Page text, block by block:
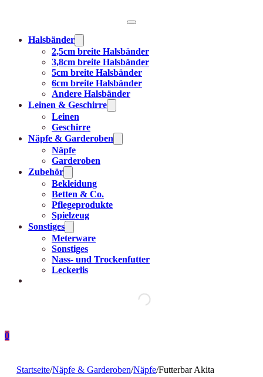
Halsbänder
2,5cm breite Halsbänder
3,8cm breite Halsbänder
5cm breite Halsbänder
6cm breite Halsbänder
Andere Halsbänder
Leinen & Geschirre
Leinen
Geschirre
Näpfe & Garderoben
Näpfe
Garderoben
Zubehör
Bekleidung
Betten & Co.
Pflegeprodukte
Spielzeug
Sonstiges
Meterware
Sonstiges
Nass- und Trockenfutter
Leckerlis
0
Startseite/Näpfe & Garderoben/Näpfe/Futterbar Akita